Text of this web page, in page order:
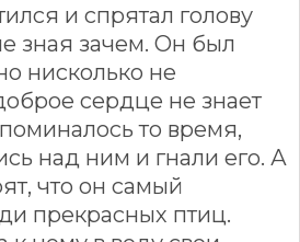
и спрятал голову
зная зачем. Он был
нисколько не
сердце не знает
то время,
над ним и гнали его. А
что он самый
прекрасных птиц.